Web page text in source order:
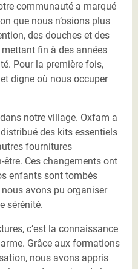
communauté a marqué
que nous n’osions plus
des douches et des
fin à des années
Pour la première fois,
digne où nous occuper
notre village. Oxfam a
des kits essentiels
fournitures
Ces changements ont
enfants sont tombés
avons pu organiser
sérénité.
c’est la connaissance
Grâce aux formations
nous avons appris